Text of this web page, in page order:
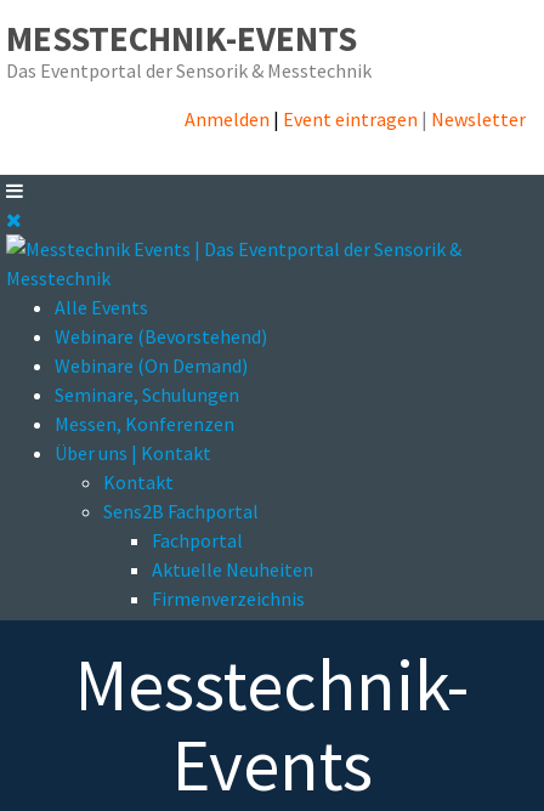
MESSTECHNIK-EVENTS
Das Eventportal der Sensorik & Messtechnik
Anmelden | Event eintragen | Newsletter
Alle Events
Webinare (Bevorstehend)
Webinare (On Demand)
Seminare, Schulungen
Messen, Konferenzen
Über uns | Kontakt
Kontakt
Sens2B Fachportal
Fachportal
Aktuelle Neuheiten
Firmenverzeichnis
Messtechnik-
Events